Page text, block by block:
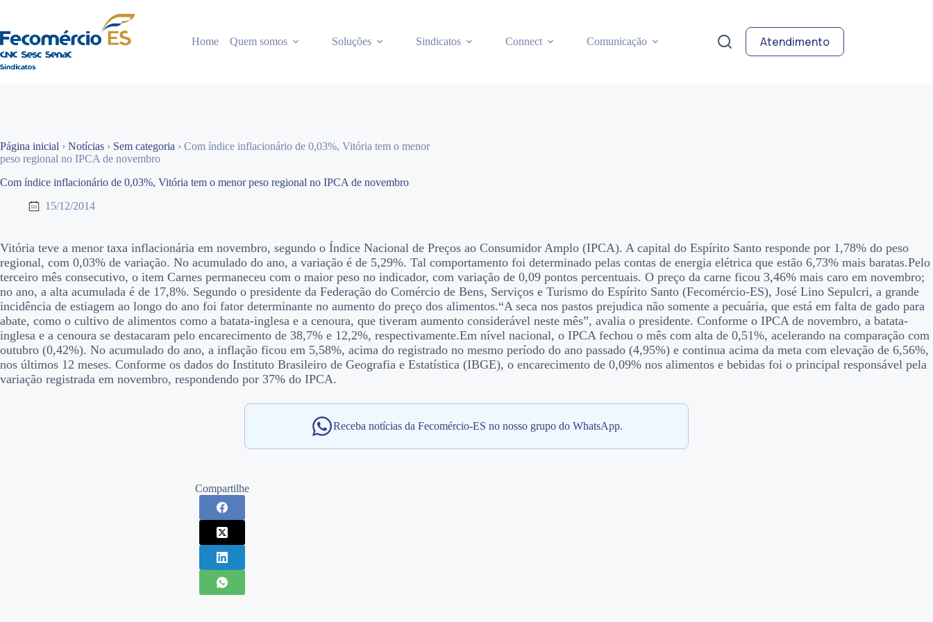
o
conteúdo
Home Quem somos Soluções Sindicatos Connect Comunicação Atendimento
Página inicial › Notícias › Sem categoria › Com índice inflacionário de 0,03%, Vitória tem o menor
peso regional no IPCA de novembro
Com índice inflacionário de 0,03%, Vitória tem o menor peso regional no IPCA de novembro
15/12/2014
Vitória teve a menor taxa inflacionária em novembro, segundo o Índice Nacional de Preços ao Consumidor Amplo (IPCA). A capital do Espírito Santo responde por 1,78% do peso
regional, com 0,03% de variação. No acumulado do ano, a variação é de 5,29%. Tal comportamento foi determinado pelas contas de energia elétrica que estão 6,73% mais baratas.Pelo
terceiro mês consecutivo, o item Carnes permaneceu com o maior peso no indicador, com variação de 0,09 pontos percentuais. O preço da carne ficou 3,46% mais caro em novembro;
no ano, a alta acumulada é de 17,8%. Segundo o presidente da Federação do Comércio de Bens, Serviços e Turismo do Espírito Santo (Fecomércio-ES), José Lino Sepulcri, a grande
incidência de estiagem ao longo do ano foi fator determinante no aumento do preço dos alimentos.“A seca nos pastos prejudica não somente a pecuária, que está em falta de gado para
abate, como o cultivo de alimentos como a batata-inglesa e a cenoura, que tiveram aumento considerável neste mês”, avalia o presidente. Conforme o IPCA de novembro, a batata-
inglesa e a cenoura se destacaram pelo encarecimento de 38,7% e 12,2%, respectivamente.Em nível nacional, o IPCA fechou o mês com alta de 0,51%, acelerando na comparação com
outubro (0,42%). No acumulado do ano, a inflação ficou em 5,58%, acima do registrado no mesmo período do ano passado (4,95%) e continua acima da meta com elevação de 6,56%,
nos últimos 12 meses. Conforme os dados do Instituto Brasileiro de Geografia e Estatística (IBGE), o encarecimento de 0,09% nos alimentos e bebidas foi o principal responsável pela
variação registrada em novembro, respondendo por 37% do IPCA.
Receba notícias da Fecomércio-ES no nosso grupo do WhatsApp.
Compartilhe